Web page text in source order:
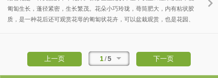
匍匐生长，蓬径紧密，生长繁茂。花朵小巧玲珑，蕚筒肥大，内有粘状胶
质，是一种花后还可观赏花萼的匍匐状花卉，可以盆栽观赏，也是花园、
上一页 1/5 下一页